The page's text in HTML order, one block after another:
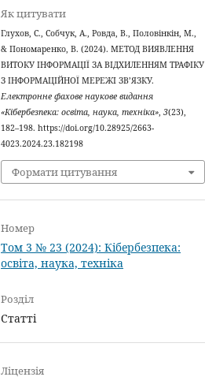
Як цитувати
Глухов, С., Собчук, А., Ровда, В., Половінкін, М.,
& Пономаренко, В. (2024). МЕТОД ВИЯВЛЕННЯ
ВИТОКУ ІНФОРМАЦІЇ ЗА ВІДХИЛЕННЯМ ТРАФІКУ
З ІНФОРМАЦІЙНОЇ МЕРЕЖІ ЗВ’ЯЗКУ.
Електронне фахове наукове видання
«Кібербезпека: освіта, наука, техніка»,3(23),
182–198. https://doi.org/10.28925/2663-
4023.2024.23.182198
Формати цитування
Номер
Том 3 № 23 (2024): Кібербезпека:
освіта, наука, техніка
Розділ
Статті
Ліцензія